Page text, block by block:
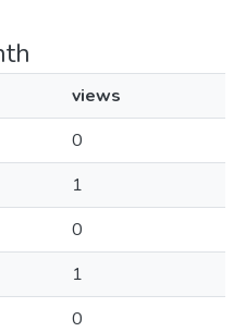
views
0
1
0
1
0